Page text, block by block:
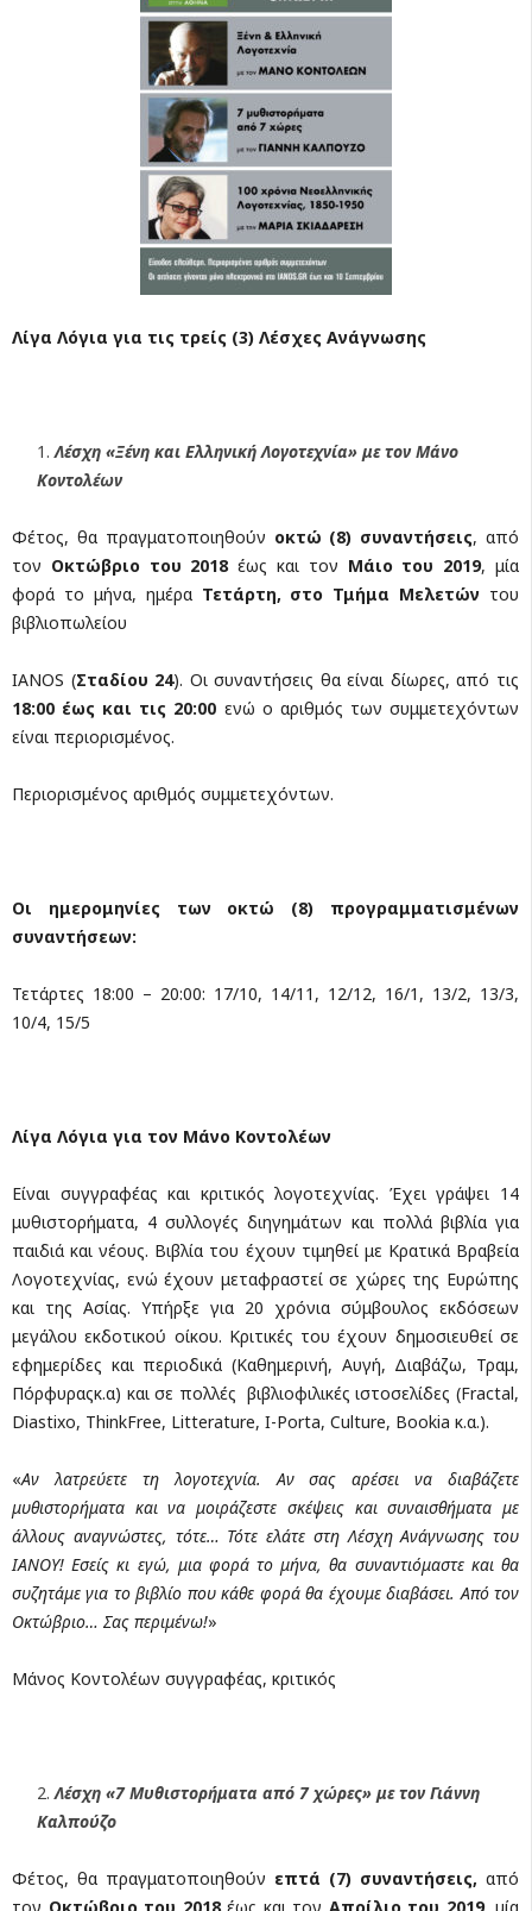
Λίγα Λόγια για τις τρείς (3) Λέσχες Ανάγνωσης
Λέσχη «Ξένη και Ελληνική Λογοτεχνία» με τον Μάνο
Κοντολέων
Φέτος, θα πραγματοποιηθούν οκτώ (8) συναντήσεις, από
τον Οκτώβριο του 2018έως και τον Μάιο του 2019, μία
φορά το μήνα, ημέρα Τετάρτη, στο Τμήμα Μελετών του
βιβλιοπωλείου
ΙANOS (Σταδίου 24). Οι συναντήσεις θα είναι δίωρες, από τις
18:00 έως και τις 20:00 ενώ ο αριθμός των συμμετεχόντων
είναι περιορισμένος.
Περιορισμένος αριθμός συμμετεχόντων.
Οι ημερομηνίες των οκτώ (8) προγραμματισμένων
συναντήσεων:
Τετάρτες 18:00 – 20:00: 17/10, 14/11, 12/12, 16/1, 13/2, 13/3,
10/4, 15/5
Λίγα Λόγια για τον Μάνο Κοντολέων
Είναι συγγραφέας και κριτικός λογοτεχνίας. Έχει γράψει 14
μυθιστορήματα, 4 συλλογές διηγημάτων και πολλά βιβλία για
παιδιά και νέους. Βιβλία του έχουν τιμηθεί με Κρατικά Βραβεία
Λογοτεχνίας, ενώ έχουν μεταφραστεί σε χώρες της Ευρώπης
και της Ασίας. Υπήρξε για 20 χρόνια σύμβουλος εκδόσεων
μεγάλου εκδοτικού οίκου. Κριτικές του έχουν δημοσιευθεί σε
εφημερίδες και περιοδικά (Καθημερινή, Αυγή, Διαβάζω, Τραμ,
Πόρφυραςκ.α) και σε πολλές βιβλιοφιλικές ιστοσελίδες (Fractal,
Diastixo, ThinkFree, Litterature, I-Porta, Culture, Bookia κ.α.).
«Αν λατρεύετε τη λογοτεχνία. Αν σας αρέσει να διαβάζετε
μυθιστορήματα και να μοιράζεστε σκέψεις και συναισθήματα με
άλλους αναγνώστες, τότε… Τότε ελάτε στη Λέσχη Ανάγνωσης του
ΙΑΝΟΥ! Εσείς κι εγώ, μια φορά το μήνα, θα συναντιόμαστε και θα
συζητάμε για το βιβλίο που κάθε φορά θα έχουμε διαβάσει. Από τον
Οκτώβριο… Σας περιμένω!»
Μάνος Κοντολέων συγγραφέας, κριτικός
Λέσχη «7 Μυθιστορήματα από 7 χώρες» με τον Γιάννη
Καλπούζο
Φέτος, θα πραγματοποιηθούν επτά (7) συναντήσεις, από